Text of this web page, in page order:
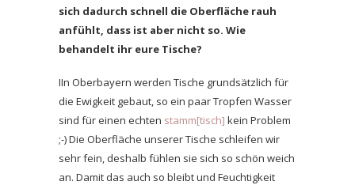
sich dadurch schnell die Oberfläche rauh
anfühlt, dass ist aber nicht so. Wie
behandelt ihr eure Tische?
IIn Oberbayern werden Tische grundsätzlich für
die Ewigkeit gebaut, so ein paar Tropfen Wasser
sind für einen echten stamm[tisch] kein Problem
;-) Die Oberfläche unserer Tische schleifen wir
sehr fein, deshalb fühlen sie sich so schön weich
an. Damit das auch so bleibt und Feuchtigkeit